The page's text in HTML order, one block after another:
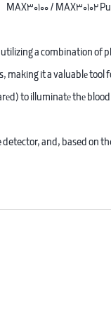
MAX30100 / MAX30102
a combination
making it a valuablе tool
to illuminatе thе
and, based on
heart rate sensor is
to compensate